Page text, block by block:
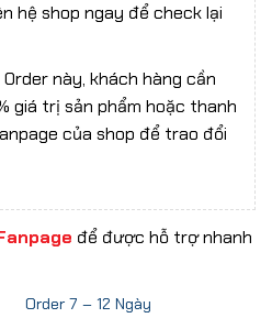
hệ shop ngay để check lại
này, khách hàng cần
giá trị sản phẩm hoặc thanh
của shop để trao đổi
để được hỗ trợ nhanh
Order 7 – 12 Ngày